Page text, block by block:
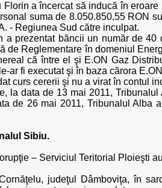
a încercat să inducă în
suma de 8.050.850,55 RON
- Regiunea Sud către inculpat.
a prezentat băncii un număr de
de Reglementare în domeniul
că între el şi E.ON Gaz
ar fi executat şi în baza cărora
curs cererii şi nu a virat în contul
la data de 13 mai 2011,
de 26 mai 2011, Tribunalul Alba
Sibiu.
– Serviciul Teritorial Ploieşti
judeţul Dâmboviţa, în